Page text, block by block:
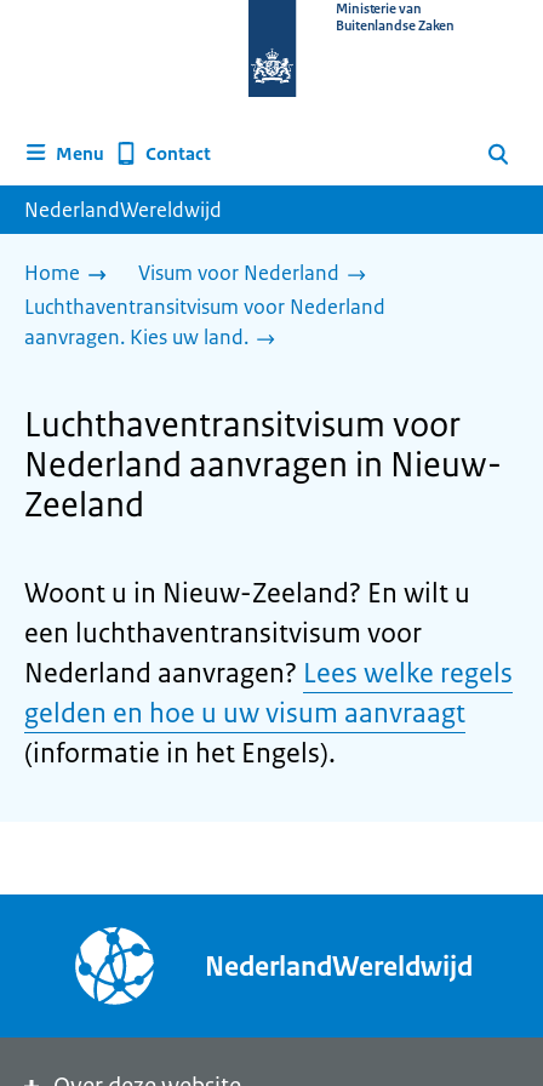
homepage
Ministerie van
Buitenlandse Zaken
Menu Contact Zoeken
NederlandWereldwijd
Home
Visum voor Nederland
Luchthaventransitvisum voor Nederland
aanvragen. Kies uw land.
Luchthaventransitvisum voor
Nederland aanvragen in Nieuw-
Zeeland
Woont u in Nieuw-Zeeland? En wilt u
een luchthaventransitvisum voor
Nederland aanvragen? Lees welke regels
gelden en hoe u uw visum aanvraagt
(informatie in het Engels).
NederlandWereldwijd